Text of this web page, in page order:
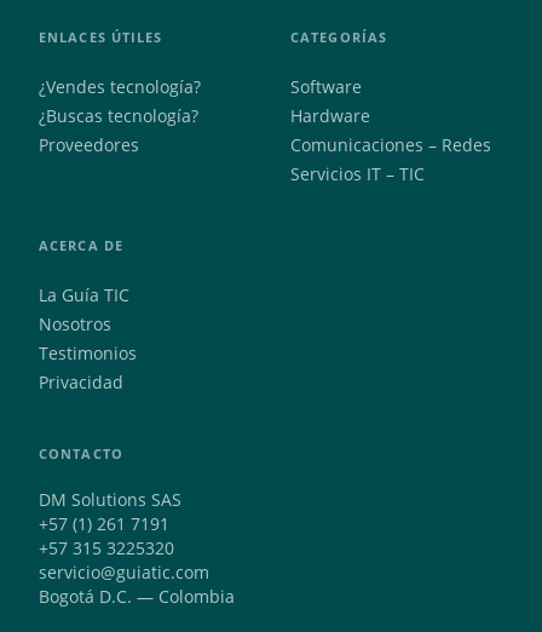
ENLACES ÚTILES
¿Vendes tecnología?
¿Buscas tecnología?
Proveedores
CATEGORÍAS
Software
Hardware
Comunicaciones – Redes
Servicios IT – TIC
ACERCA DE
La Guía TIC
Nosotros
Testimonios
Privacidad
CONTACTO
DM Solutions SAS
+57 (1) 261 7191
+57 315 3225320
servicio@guiatic.com
Bogotá D.C. — Colombia